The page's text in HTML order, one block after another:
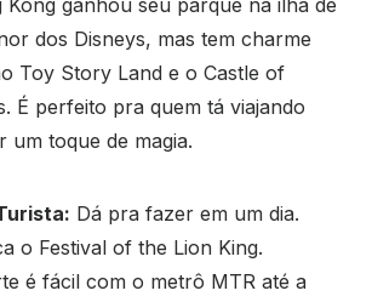
Kong ganhou seu parque na ilha de
dos Disneys, mas tem charme
Toy Story Land e o Castle of
É perfeito pra quem tá viajando
um toque de magia.
Dá pra fazer em um dia.
o Festival of the Lion King.
é fácil com o metrô MTR até a